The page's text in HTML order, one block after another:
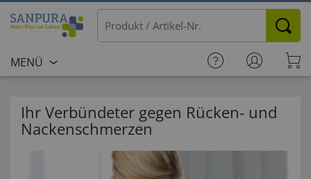
MENÜ
Ihr Verbündeter gegen Rücken- und
Nackenschmerzen